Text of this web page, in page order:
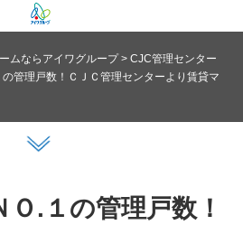
ムならアイワグループ>CJC管理センター
管理戸数！ＣＪＣ管理センターより賃貸マ
.１の管理戸数！